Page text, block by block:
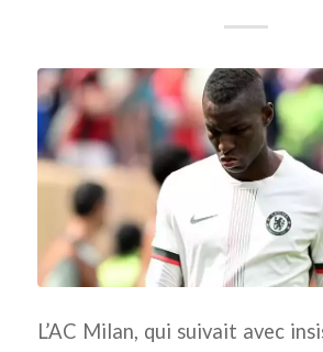
L’AC Milan, qui suivait avec